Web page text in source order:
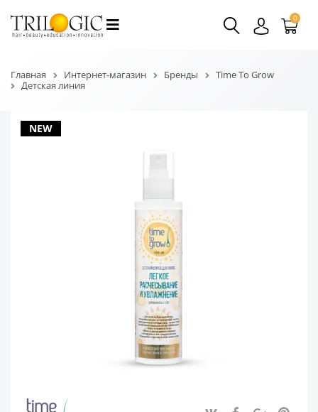
0
Главная Интернет-магазин Бренды
Time To Grow
Детская линия
NEW